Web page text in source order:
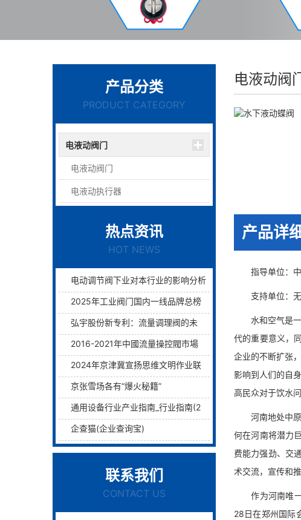
产品分类
PRODUCT CATEGORY
电液动阀门
电液动阀门
电液动执行器
热点资讯
HOT NEWS
电动调节阀下业对本行业的影响分析
2025年工业阀门国内一线品牌总榜单前十名
弘宇股份新专利：流量调理阀的未来已来过滤与调理两层护航！
2016-2021年中國流量操控閥市場远景及融資戰略咨詢報告
2024年京津冀宣扬思维文明作业联席会议在津举行
京张雪场各有“爆火秘籍”
通用设备行业产业指南_行业指南(2)_前瞻 - 前瞻网
企查猫(企业查询宝)
联系我们
CONTACT US
电液动阀
产品详
指导单位：中
支持单位：无
水和空气是一
代的重要意义，
企业的不断扩张
影响到人们的自
高民众对于饮水
河南地处中原
何在河南将潜力
费能力强劲、交
术交流，宣传和
作为河南唯一
28日在郑州国际